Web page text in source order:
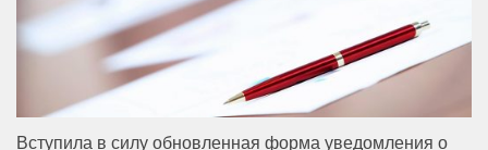
Вступила в силу обновленная форма уведомления о